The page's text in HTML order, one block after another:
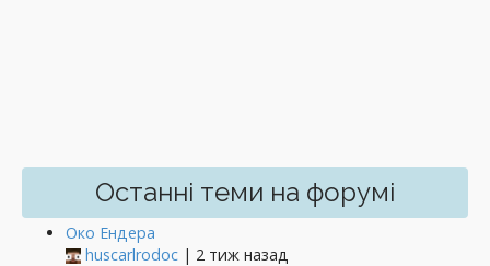
Останні теми на форумі
Око Ендера
huscarlrodoc | 2 тиж назад